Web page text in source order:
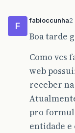
F
fabioccunha2
Boa tarde
Como vcs
web
receber
pro
entidade e